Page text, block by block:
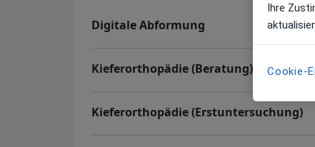
Digitale Abformung
Kieferorthopädie (Beratung)
Kieferorthopädie (Erstuntersuchung)
Ihre
Cookie-